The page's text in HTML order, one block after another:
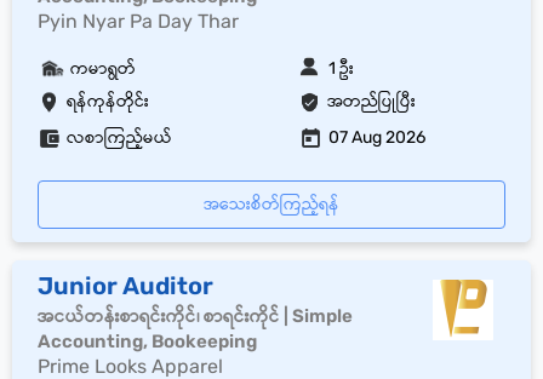
Pyin Nyar Pa Day Thar
ရန်ကုန်တိုင်း အတည်ပြုပြီး
ကမာရွတ် 1 ဦး
လစာကြည့်မယ် 07 Aug 2026
အသေးစိတ်ကြည့်ရန်
Junior Auditor
အငယ်တန်းစာရင်းကိုင်၊ စာရင်းကိုင် | Simple
Accounting, Bookeeping
Prime Looks Apparel